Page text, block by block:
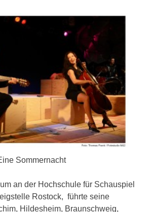
Sommernacht
an der Hochschule für Schauspiel
Rostock, führte seine
Hildesheim, Braunschweig,